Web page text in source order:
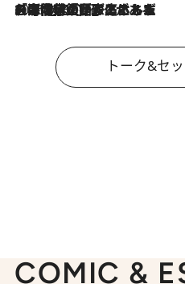
2026.8.3
「今後値上げがあるとすれば…」「リスクがあるのは今年の冬」エネルギー専門家が語る、ホルムズ海峡封鎖が家庭にもたらす“ある心配”
トーク&セ
COMIC &